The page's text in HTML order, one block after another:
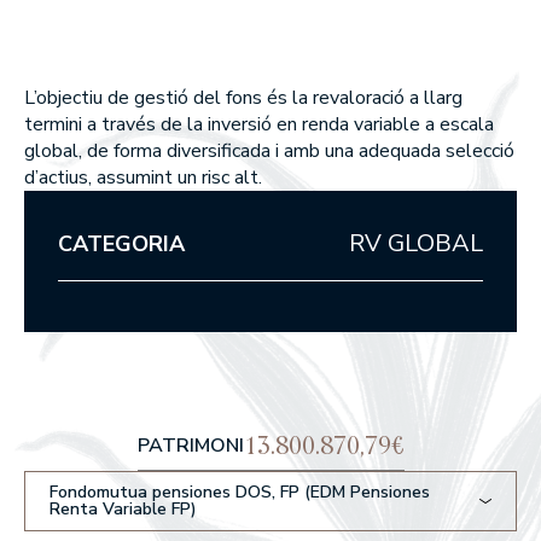
Què fem
WEALTH MANAGEMENT
ASSET MANAGEMENT
Els nostres fons
RENDIBILITATS DELS NOSTRES FONS
RENDA VARIABLE
EDM International - Alterna
Fija
L’objectiu de gestió del fons és la revaloració a llarg
termini a través de la inversió en renda variable a escala
global, de forma diversificada i amb una adequada selecció
d’actius, assumint un risc alt.
CATEGORIA RV GLOBAL
Fondomutua pensiones DOS, FP (EDM Pensiones
Renta Variable FP)
PATRIMONI13.800.870,79€